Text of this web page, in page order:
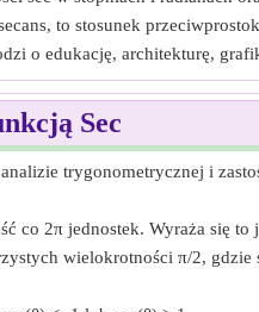
to stosunek
o edukację, architekturę,
Sec
trygonometrycznej i
co 2π jednostek. Wyraża się
wielokrotności π/2, gdzie